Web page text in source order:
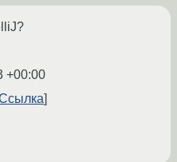
+00:00